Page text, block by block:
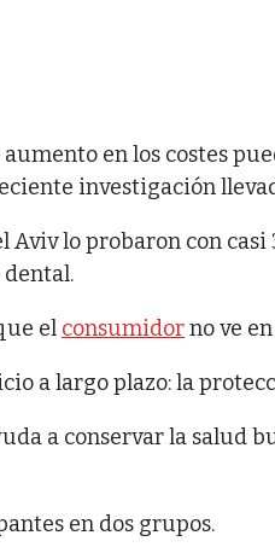
en los costes
investigación
lo probaron con
el consumidorno ve
a largo plazo: la
a conservar la salud
en dos grupos.